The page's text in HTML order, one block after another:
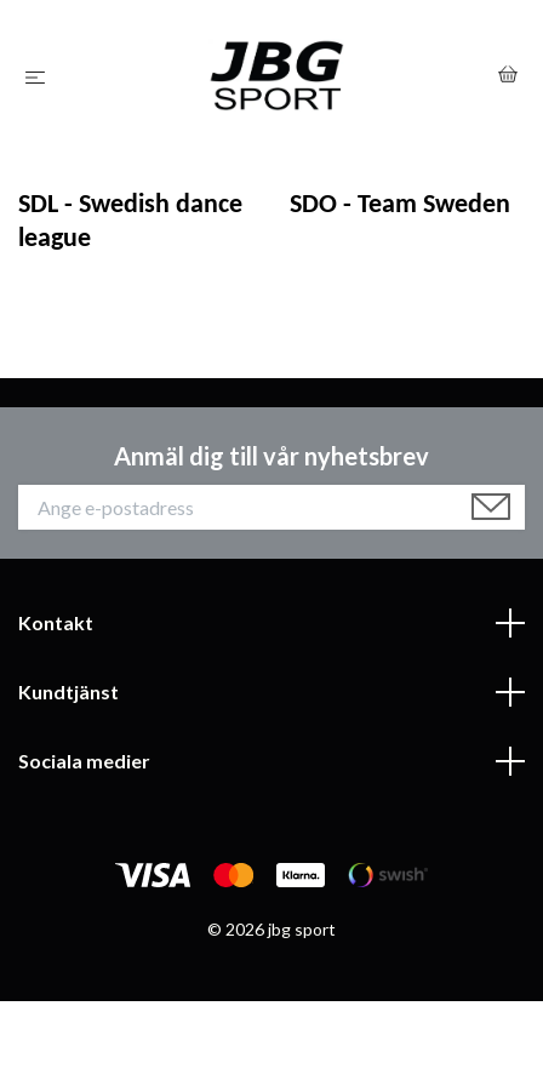
SDL - Swedish dance
league
SDO - Team Sweden
Anmäl dig till vår nyhetsbrev
Kontakt
Kundtjänst
Sociala medier
© 2026 jbg sport